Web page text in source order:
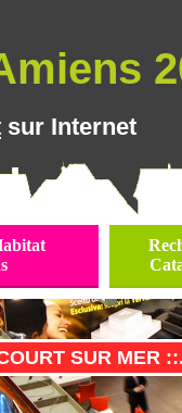
sur Internet
SUR MER